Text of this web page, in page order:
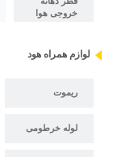
خروجی هوا
لوازم همراه هود
ریموت
لوله خرطومی